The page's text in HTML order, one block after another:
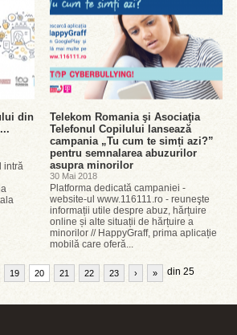
din
intră
Telekom Romania şi Asociaţia
Telefonul Copilului lansează
campania „Tu cum te simți azi?”
pentru semnalarea abuzurilor
asupra minorilor
30 Mai 2018
Platforma dedicată campaniei -
website-ul www.116111.ro - reuneşte
informații utile despre abuz, hărțuire
online și alte situații de hărțuire a
minorilor // HappyGraff, prima aplicație
mobilă care oferă...
19 20 21 22 23 din 25
› »